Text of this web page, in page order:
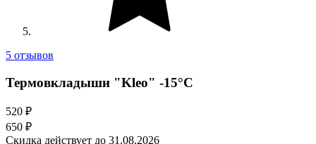
5 отзывов
Термовкладыши "Kleo" -15°C
520 ₽
650 ₽
Скидка действует до 31.08.2026